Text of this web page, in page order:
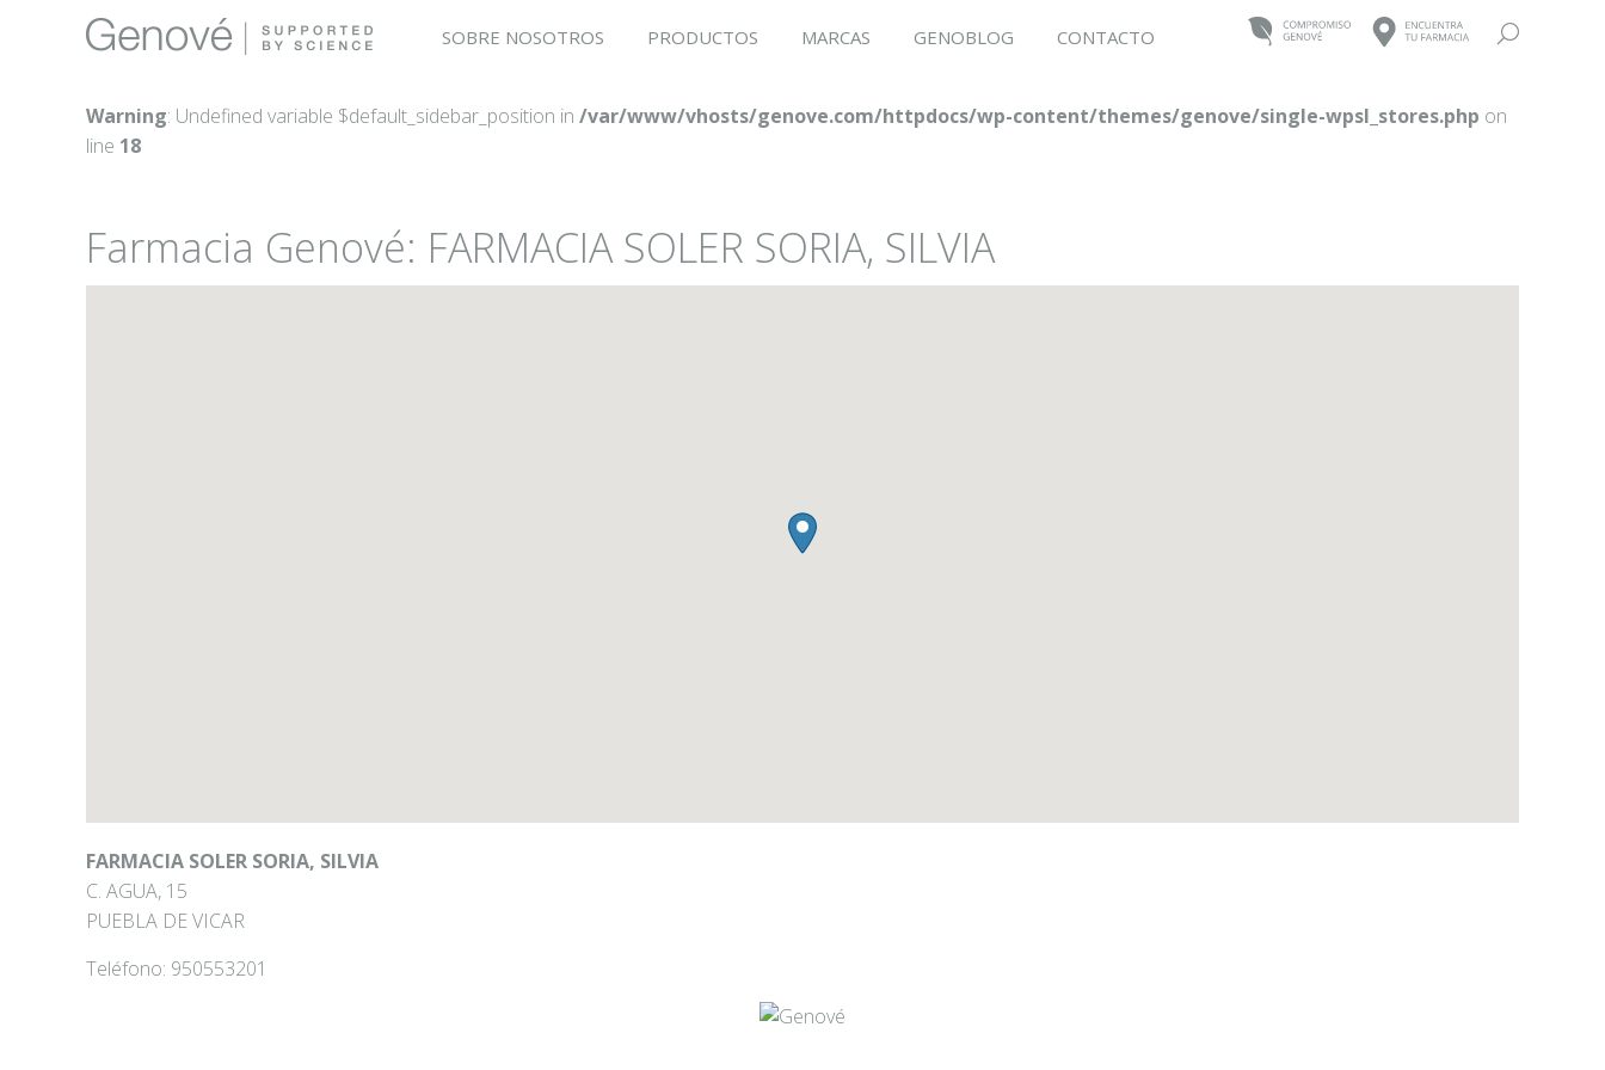
SOBRE NOSOTROS PRODUCTOS MARCAS GENOBLOG CONTACTO Buscar:
Warning: Undefined variable $default_sidebar_position in /var/www/vhosts/genove.com/httpdocs/wp-content/themes/genove/single-wpsl_stores.php on
line 18
Farmacia Genové: FARMACIA SOLER SORIA, SILVIA
FARMACIA SOLER SORIA, SILVIA
C. AGUA, 15
PUEBLA DE VICAR
Teléfono: 950553201